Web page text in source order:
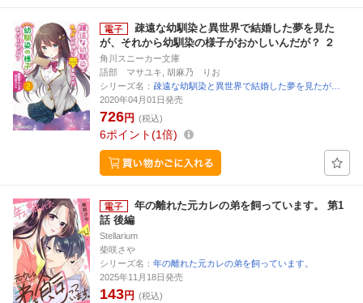
疎遠な幼馴染と異世界で結婚した夢を見た
が、それから幼馴染の様子がおかしいんだが？ ２
角川スニーカー文庫
語部 マサユキ, 胡麻乃 りお
シリーズ名： 疎遠な幼馴染と異世界で結婚した夢を見たが…
2020年04月01日発売
726円 (税込)
6ポイント 1倍
年の離れた元カレの弟を飼っています。 第1
話 後編
Stellarium
柴咲さや
シリーズ名： 年の離れた元カレの弟を飼っています。
2025年11月18日発売
143円 (税込)